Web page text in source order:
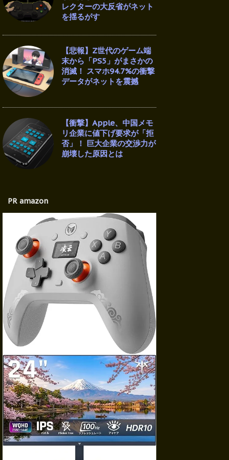
レクターの大反省がネット
を揺るがす
【悲報】Z世代のゲーム端
末から「PS5」がまさかの
消滅！ スマホ94.7%の衝撃
データがネットを震撼
【衝撃】Apple、中国メモ
リ企業に値下げ要求が「拒
否」！ 巨大企業の交渉力が
崩壊した原因とは
PR amazon